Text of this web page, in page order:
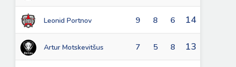
Leonid Portnov 9 8 6 14
Artur Motskevitšus 7 5 8 13